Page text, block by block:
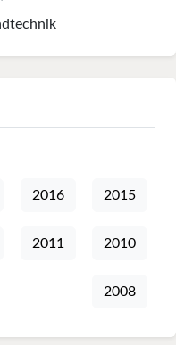
2016 2015
2011 2010
2008